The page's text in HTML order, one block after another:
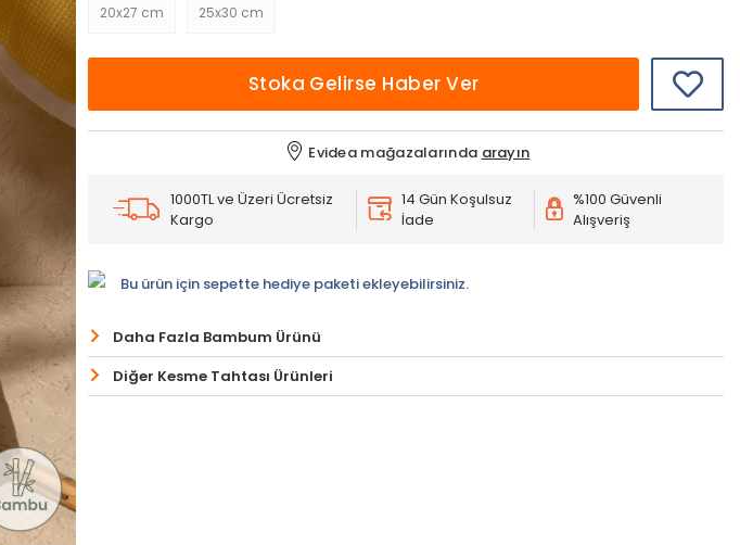
20x27 cm 25x30 cm
Stoka Gelirse Haber Ver
Evidea mağazalarında arayın
1000TL ve Üzeri Ücretsiz
Kargo
14 Gün Koşulsuz
İade
%100 Güvenli
Alışveriş
Bu ürün için sepette hediye paketi ekleyebilirsiniz.
Daha Fazla Bambum Ürünü
Diğer Kesme Tahtası Ürünleri